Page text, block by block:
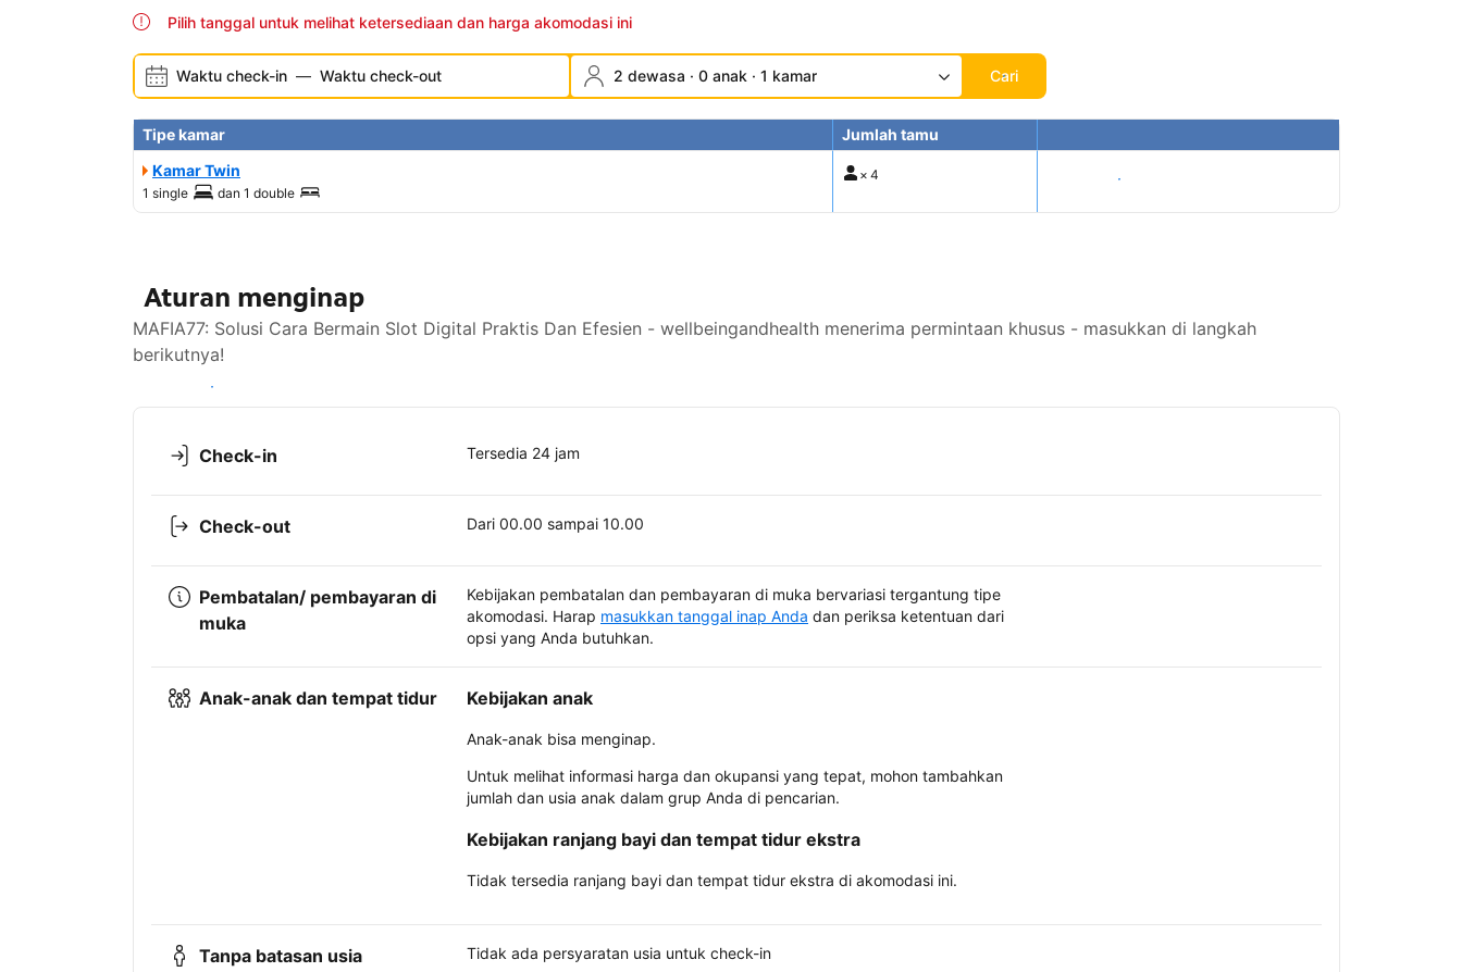
Pilih tanggal untuk melihat ketersediaan dan harga akomodasi ini
Waktu check-in — Waktu check-out 2 dewasa · 0 anak · 1 kamar Cari
Tipe kamar
Jumlah tamu
Kamar Twin
1 single dan 1 double
× 4 Tampilkan harga
Aturan menginap
MAFIA77: Solusi Cara Bermain Slot Digital Praktis Dan Efesien - wellbeingandhealth menerima permintaan khusus - masukkan di langkah
berikutnya!
Lihat ketersediaan
Check-in Tersedia 24 jam
Check-out Dari 00.00 sampai 10.00
Pembatalan/ pembayaran di
muka
Kebijakan pembatalan dan pembayaran di muka bervariasi tergantung tipe
akomodasi. Harap masukkan tanggal inap Anda dan periksa ketentuan dari
opsi yang Anda butuhkan.
Anak-anak dan tempat tidur Kebijakan anak
Anak-anak bisa menginap.
Untuk melihat informasi harga dan okupansi yang tepat, mohon tambahkan
jumlah dan usia anak dalam grup Anda di pencarian.
Kebijakan ranjang bayi dan tempat tidur ekstra
Tidak tersedia ranjang bayi dan tempat tidur ekstra di akomodasi ini.
Tanpa batasan usia Tidak ada persyaratan usia untuk check-in